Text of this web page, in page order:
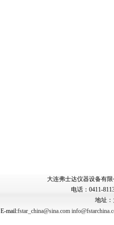
大连弗士达仪器设备有限
电话：0411-
地址
E-mail:fstar_china@sina.com